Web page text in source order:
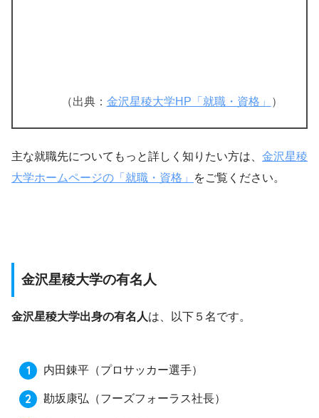
（出典： 金沢星稜大学HP「就職・資格」 ）
主な就職先についてもっと詳しく知りたい方は、 金沢星稜
大学ホームページの「就職・資格」
をご覧ください。
金沢星稜大学の有名人
金沢星稜大学出身の有名人は、以下５名です。
内田錬平 （プロサッカー選手）
勘坂康弘 （フーズフォーラス社長）